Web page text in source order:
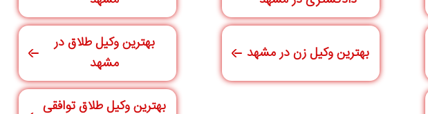
بهترین وکیل زن در مشهد
بهترین وکیل طلاق در
مشهد
بهترین وکیل طلاق توافقی